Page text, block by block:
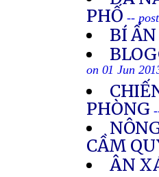
PHỐ--
BÍ
on 01 Jun
PHÒNG
CẦM
ÂN